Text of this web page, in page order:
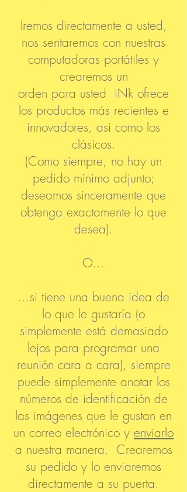
Iremos directamente a usted,
nos sentaremos con nuestras
computadoras portátiles y
crearemos un
orden para usted iNk ofrece
los productos más recientes e
innovadores, así como los
clásicos.
(Como siempre, no hay un
pedido mínimo adjunto;
deseamos sinceramente que
obtenga exactamente lo que
desea).
O...
...si tiene una buena idea de
lo que le gustaría (o
simplemente está demasiado
lejos para programar una
reunión cara a cara), siempre
puede simplemente anotar los
números de identificación de
las imágenes que le gustan en
un correo electrónico y enviarlo
a nuestra manera. Crearemos
su pedido y lo enviaremos
directamente a su puerta.